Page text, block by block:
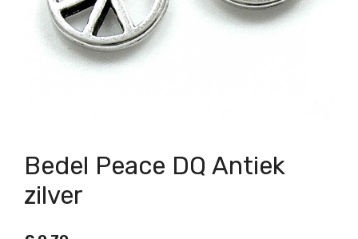
Bedel Peace DQ Antiek
zilver